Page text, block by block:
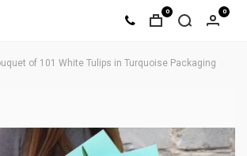
0 0
of 101 White Tulips in Turquoise Packaging